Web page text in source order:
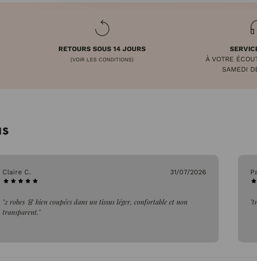
RETOURS SOUS 14 JOURS
(VOIR LES CONDITIONS)
À VOTRE
SAMEDI
Claire C. 31/07/2026
"2 robes 👗 bien coupées dans un tissus léger, confortable et non
transparent."